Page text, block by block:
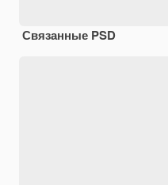
Связанные PSD